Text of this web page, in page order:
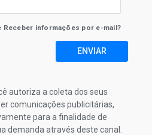
Receber informações por e-mail?
ENVIAR
autoriza a coleta dos seus
comunicações publicitárias,
para a finalidade de
demanda através deste canal.